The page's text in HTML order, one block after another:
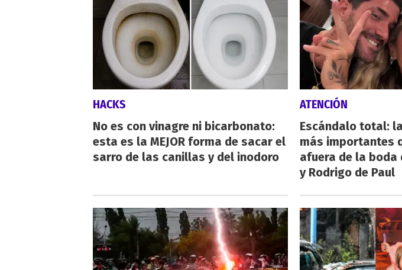
HACKS
No es con vinagre ni bicarbonato:
esta es la MEJOR forma de sacar el
sarro de las canillas y del inodoro
ATENCIÓN
Escándalo total:
más importantes
afuera de la boda
y Rodrigo de Paul